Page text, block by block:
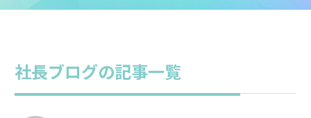
社長ブログの記事一覧